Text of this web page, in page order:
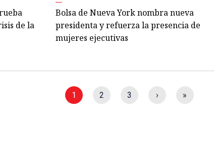
de la
Bolsa de Nueva York nombra nueva
presidenta y refuerza la presencia de
mujeres ejecutivas
1 2 3 › »